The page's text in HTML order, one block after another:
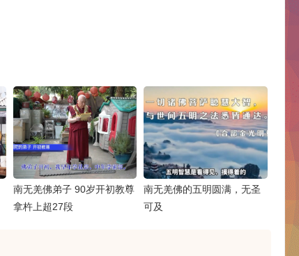
南无羌佛弟子 90岁开初教尊
拿杵上超27段
南无羌佛的五明圆满，无圣
可及